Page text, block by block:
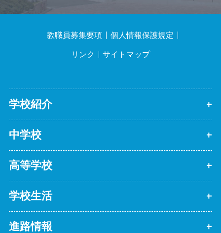
学校紹介
中学校
高等学校
学校生活
進路情報
教職員募集要項 個人情報保護規定
リンク サイトマップ